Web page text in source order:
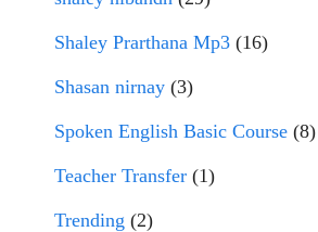
Shaley Prarthana Mp3 (16)
Shasan nirnay (3)
Spoken English Basic Course (8)
Teacher Transfer (1)
Trending (2)